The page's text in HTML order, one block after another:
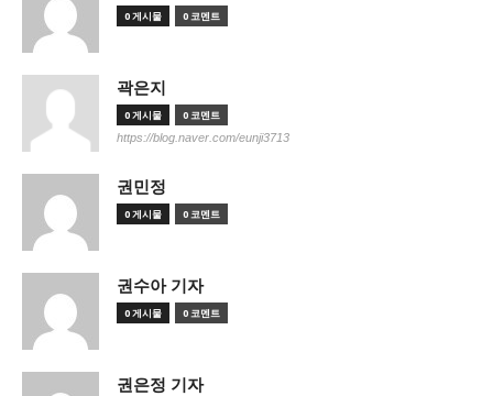
0 게시물 0 코멘트
곽은지
0 게시물 0 코멘트
https://blog.naver.com/eunji3713
권민정
0 게시물 0 코멘트
권수아 기자
0 게시물 0 코멘트
권은정 기자